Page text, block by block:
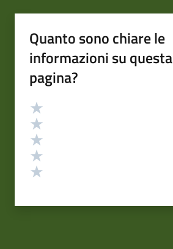
Quanto sono chiare le
informazioni su questa
pagina?
Valutazione